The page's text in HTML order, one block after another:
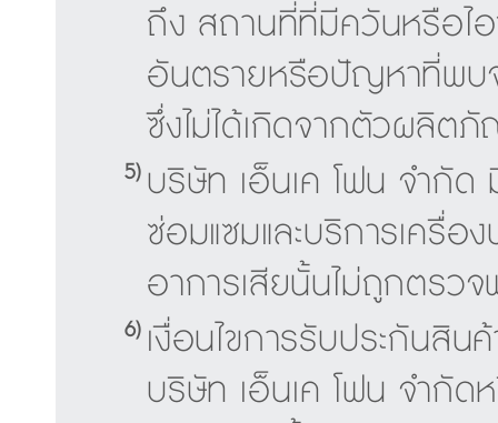
ถึง สถานที่ที่มีควันหรือไ
อันตรายหรือปัญหาที่พบ
ซึ่งไม่ได้เกิดจากตัวผลิต
5) บริษัท เอ็นเค โฟน จำกัด
ซ่อมแซมและบริการเครื่อ
อาการเสียนั้นไม่ถูกตรว
6) เงื่อนไขการรับประกันสิ
บริษัท เอ็นเค โฟน จำกัด